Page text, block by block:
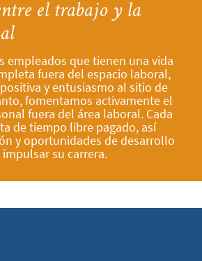
el trabajo y la
empleados que tienen una vida
fuera del espacio laboral,
y entusiasmo al sitio de
fomentamos activamente el
fuera del área laboral. Cada
de tiempo libre pagado, así
y oportunidades de desarrollo
su carrera.